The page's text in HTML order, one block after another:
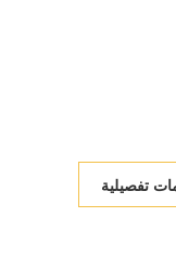
تفصيلية